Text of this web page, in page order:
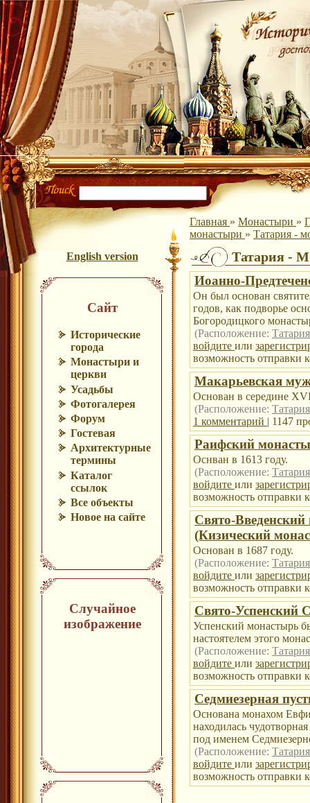
English version
Сайт
Исторические
города
Монастыри и
церкви
Усадьбы
Фотогалерея
Форум
Гостевая
Архитектурные
термины
Каталог
ссылок
Все объекты
Новое на сайте
Случайное
изображение
Главная » Монастыри »
монастыри » Татария -
Татария -
Иоанно-
Он был основан
годов, как подворье
Богородицкого
(Расположение:
войдите или
возможность отправки
Макарьевская
Основан в середине
(Расположение:
1 комментарий | 1147
Раифский
Оснван в 1613 году.
(Расположение:
войдите или
возможность отправки
Свято-
(Кизический
Основан в 1687 году.
(Расположение:
войдите или
возможность отправки
Свято-Успенский
Успенский монастырь
настоятелем этого
(Расположение:
войдите или
возможность отправки
Седмиезерная
Основана монахом
находилась
под именем
(Расположение:
войдите или
возможность отправки